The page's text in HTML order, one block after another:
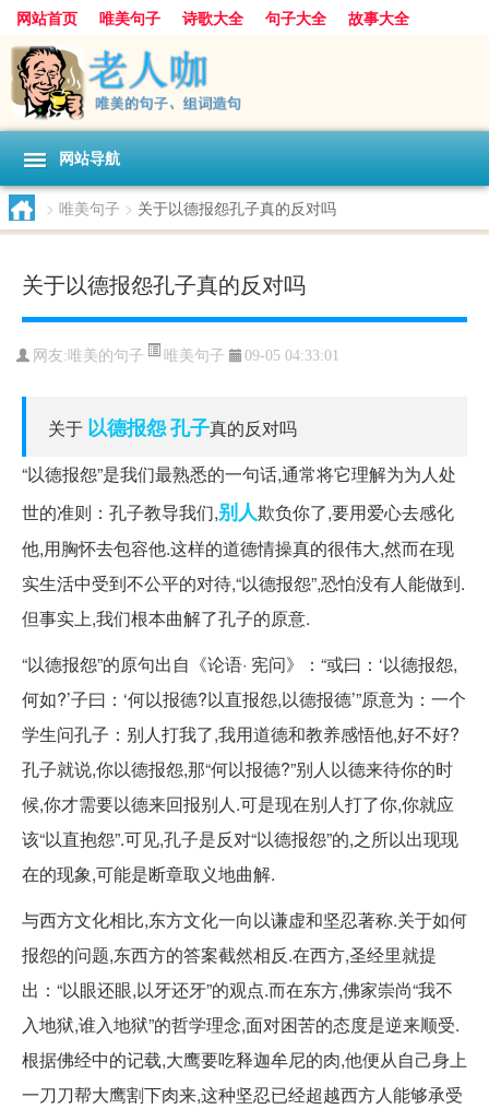
网站首页 唯美句子 诗歌大全 句子大全
故事大全
人生感悟
其他美文 美文欣赏
感人故事
句子分类
网站导航
> 唯美句子 > 关于以德报怨孔子真的反对吗
关于以德报怨孔子真的反对吗
网友: 唯美的句子 唯美句子 09-05 04:33:01
关于 以德报怨孔子真的反对吗
“以德报怨”是我们最熟悉的一句话,通常将它理解为为人处
世的准则：孔子教导我们,别人欺负你了,要用爱心去感化
他,用胸怀去包容他.这样的道德情操真的很伟大,然而在现
实生活中受到不公平的对待,“以德报怨”,恐怕没有人能做到.
但事实上,我们根本曲解了孔子的原意.
“以德报怨”的原句出自《论语· 宪问》：“或曰：‘以德报怨,
何如?’子曰：‘何以报德?以直报怨,以德报德’”原意为：一个
学生问孔子：别人打我了,我用道德和教养感悟他,好不好?
孔子就说,你以德报怨,那“何以报德?”别人以德来待你的时
候,你才需要以德来回报别人.可是现在别人打了你,你就应
该“以直抱怨”.可见,孔子是反对“以德报怨”的,之所以出现现
在的现象,可能是断章取义地曲解.
与西方文化相比,东方文化一向以谦虚和坚忍著称.关于如何
报怨的问题,东西方的答案截然相反.在西方,圣经里就提
出：“以眼还眼,以牙还牙”的观点.而在东方,佛家崇尚“我不
入地狱,谁入地狱”的哲学理念,面对困苦的态度是逆来顺受.
根据佛经中的记载,大鹰要吃释迦牟尼的肉,他便从自己身上
一刀刀帮大鹰割下肉来,这种坚忍已经超越西方人能够承受